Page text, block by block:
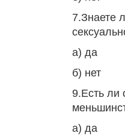
7.Знаете
а) да
б) нет
9.Есть ли
а) да